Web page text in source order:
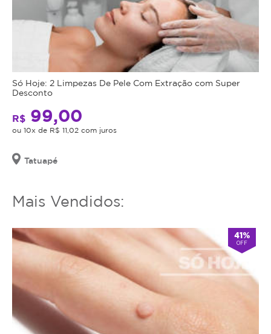
Só Hoje: 2 Limpezas De Pele Com Extração com Super
Desconto
R$ 99,00
ou 10x de R$ 11,02 com juros
Tatuapé
Mais Vendidos:
41%
OFF